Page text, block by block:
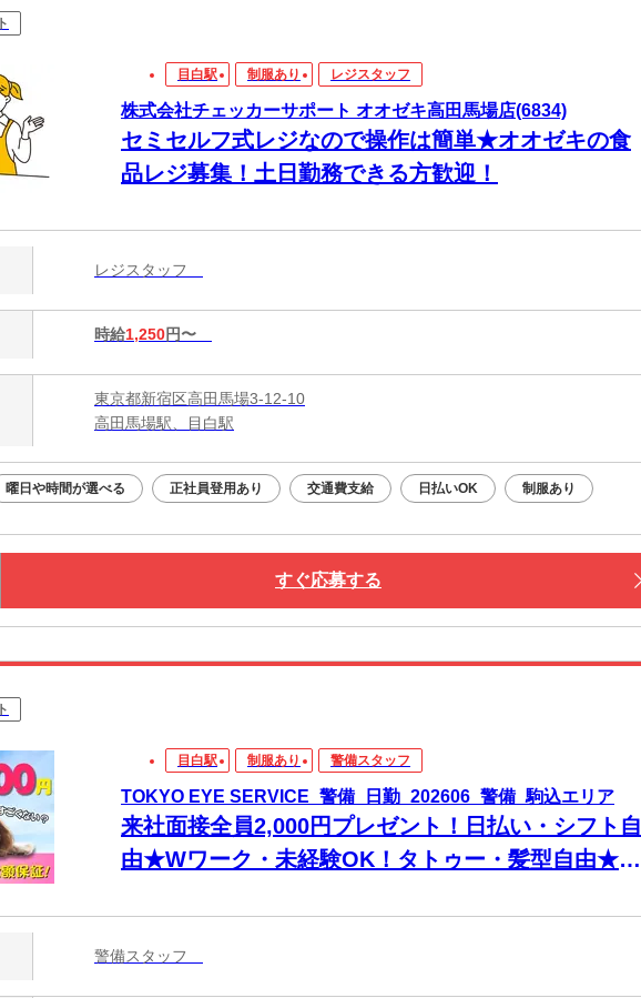
目白駅 制服あり レジスタッフ
株式会社チェッカーサポート オオゼキ高田馬場店(6834)
セミセルフ式レジなので操作は簡単★オオゼキの食
品レジ募集！土日勤務できる方歓迎！
レジスタッフ
時給1,250円〜
東京都新宿区高田馬場3-12-10
高田馬場駅、目白駅
曜日や時間が選べる 正社員登用あり 交通費支給 日払いOK 制服あり
すぐ応募する
目白駅 制服あり 警備スタッフ
TOKYO EYE SERVICE_警備_日勤_202606_警備_駒込エリア
来社面接全員2,000円プレゼント！日払い・シフト自
由★Wワーク・未経験OK！タトゥー・髪型自由★現
トも！
警備スタッフ